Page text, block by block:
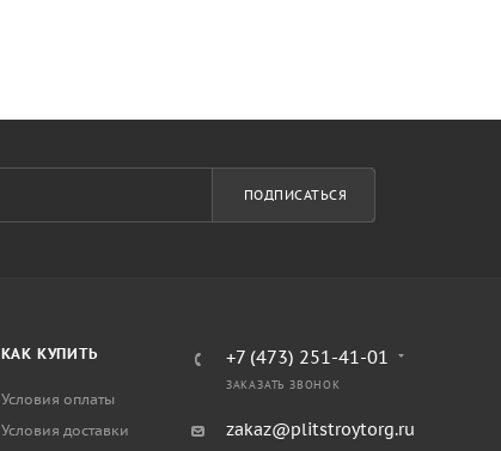
ПОДПИСАТЬСЯ
КАК КУПИТЬ
Условия оплаты
Условия доставки
+7 (473) 251-41-01
ЗАКАЗАТЬ ЗВОНОК
zakaz@plitstroytorg.ru